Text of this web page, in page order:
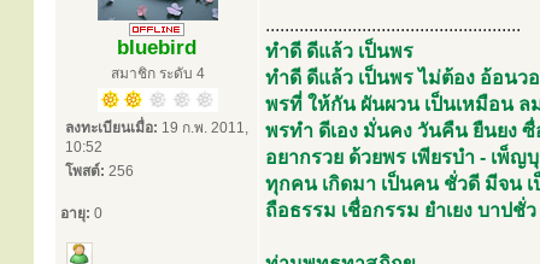
bluebird
สมาชิก ระดับ 4
ลงทะเบียนเมื่อ: 19 ก.พ. 2011,
10:52
โพสต์: 256
อายุ: 0
.....................................................
ทำดี ดีแล้ว เป็นพร
ทำดี ดีแล้ว เป็นพร ไม่ต้อง อ้อนว
พรที่ ให้กัน ผันผวน เป็นเหมือน
พรทำ ดีเอง มั่นคง วันคืน ยืนยง ซื่
อยากรวย ด้วยพร เพียรบำ - เพ็
ทุกคน เกิดมา เป็นคน ชั่วดี มีจน เ
ถือธรรม เชื่อกรรม ยำเยง บาปชั่